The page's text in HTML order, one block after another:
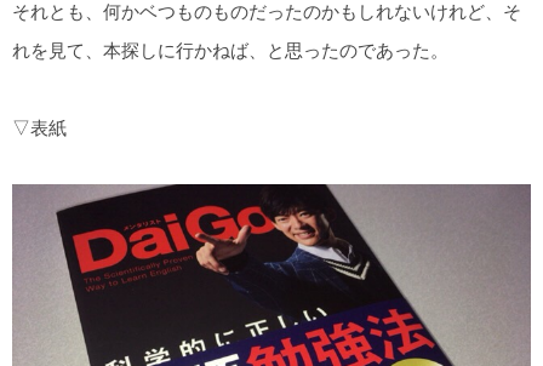
それとも、何かベつものものだったのかもしれないけれど、そ
れを見て、本探しに行かねば、と思ったのであった。
▽表紙